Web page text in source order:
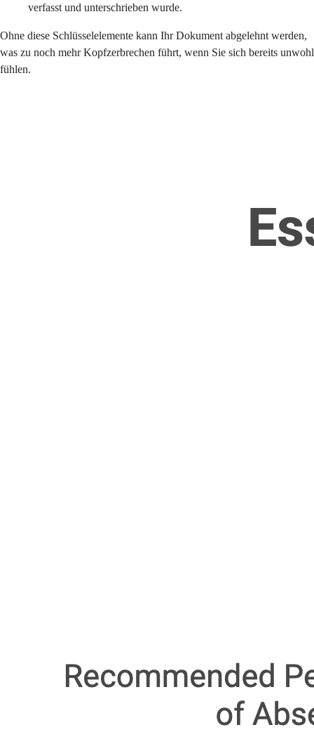
verfasst und unterschrieben wurde.
Ohne diese Schlüsselelemente kann Ihr Dokument abgelehnt werden,
was zu noch mehr Kopfzerbrechen führt, wenn Sie sich bereits unwohl
fühlen.